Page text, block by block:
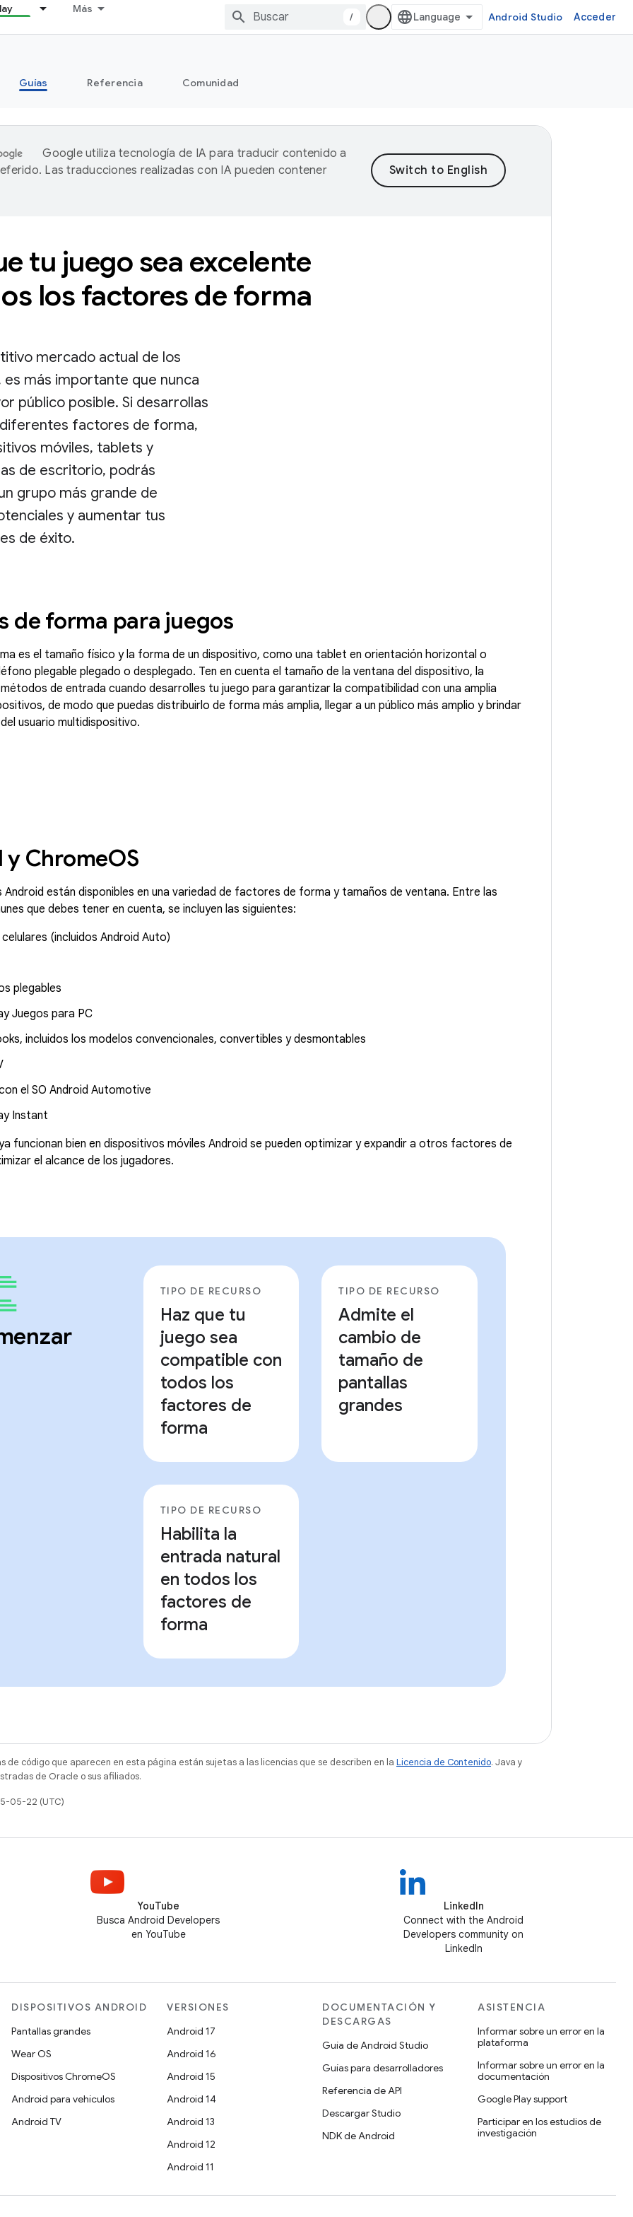
Más
/ Android Studio Acceder
Guías Referencia Comunidad
Google utiliza tecnología de IA para traducir contenido a
Las traducciones realizadas con IA pueden contener
tu juego sea excelente
los factores de forma
mercado actual de los
es más importante que nunca
público posible. Si desarrollas
factores de forma,
móviles, tablets y
de escritorio, podrás
grupo más grande de
y aumentar tus
de éxito.
de forma para juegos
es el tamaño físico y la forma de un dispositivo, como una tablet en orientación horizontal o
plegable plegado o desplegado. Ten en cuenta el tamaño de la ventana del dispositivo, la
de entrada cuando desarrolles tu juego para garantizar la compatibilidad con una amplia
de modo que puedas distribuirlo de forma más amplia, llegar a un público más amplio y brindar
usuario multidispositivo.
ChromeOS
están disponibles en una variedad de factores de forma y tamaños de ventana. Entre las
que debes tener en cuenta, se incluyen las siguientes:
(incluidos Android Auto)
plegables
Juegos para PC
incluidos los modelos convencionales, convertibles y desmontables
el SO Android Automotive
Instant
funcionan bien en dispositivos móviles Android se pueden optimizar y expandir a otros factores de
el alcance de los jugadores.
TIPO DE RECURSO
Haz que tu
juego sea
compatible con
todos los
factores de
forma
TIPO DE RECURSO
Admite el
cambio de
tamaño de
pantallas
grandes
TIPO DE RECURSO
Habilita la
entrada natural
en todos los
factores de
forma
de código que aparecen en esta página están sujetas a las licencias que se describen en la Licencia de Contenido. Java y
de Oracle o sus afiliados.
05-22 (UTC)
YouTube
Busca Android Developers
en YouTube
LinkedIn
Connect with the Android
Developers community on
LinkedIn
DISPOSITIVOS ANDROID
Pantallas grandes
Wear OS
Dispositivos ChromeOS
Android para vehículos
Android TV
VERSIONES
Android 17
Android 16
Android 15
Android 14
Android 13
Android 12
Android 11
DOCUMENTACIÓN Y
DESCARGAS
Guía de Android Studio
Guías para desarrolladores
Referencia de API
Descargar Studio
NDK de Android
ASISTENCIA
Informar sobre un error en la
plataforma
Informar sobre un error en la
documentación
Google Play support
Participar en los estudios de
investigación